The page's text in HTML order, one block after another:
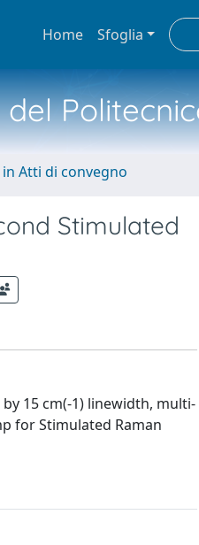
Home Sfoglia
Atti di convegno
Stimulated
15 cm(-1) linewidth, multi-
for Stimulated Raman